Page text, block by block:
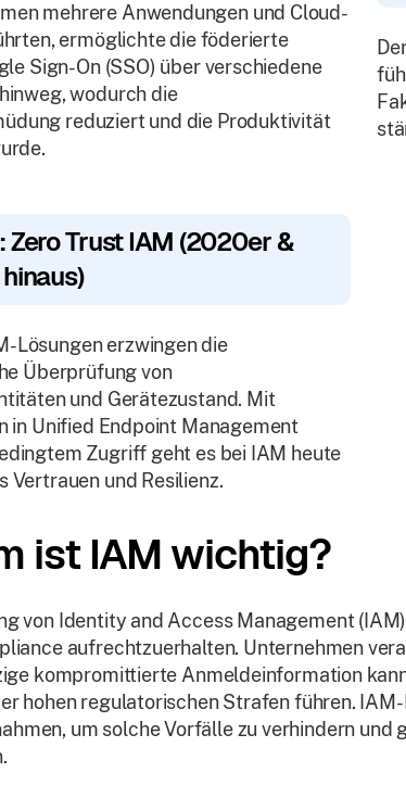
mehrere Anwendungen und Cloud-
ermöglichte die föderierte
Sign-On (SSO) über verschiedene
wodurch die
reduziert und die Produktivität
Zero Trust IAM (2020er &
Lösungen erzwingen die
Überprüfung von
und Gerätezustand. Mit
in Unified Endpoint Management
Zugriff geht es bei IAM heute
Vertrauen und Resilienz.
ist IAM wichtig?
von Identity and Access Management
aufrechtzuerhalten. Unternehmen
kompromittierte Anmeldeinformation
hohen regulatorischen Strafen führen.
um solche Vorfälle zu verhindern